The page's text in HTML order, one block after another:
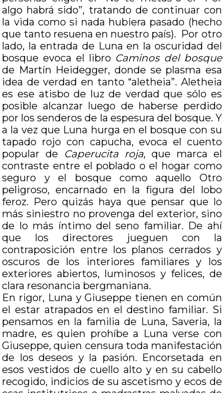
algo habrá sido”, tratando de continuar con
la vida como si nada hubiera pasado (hecho
que tanto resuena en nuestro país). Por otro
lado, la entrada de Luna en la oscuridad del
bosque evoca el libro Caminos del bosque
de Martín Heidegger, donde se plasma esa
idea de verdad en tanto “aletheia”. Aletheia
es ese atisbo de luz de verdad que sólo es
posible alcanzar luego de haberse perdido
por los senderos de la espesura del bosque. Y
a la vez que Luna hurga en el bosque con su
tapado rojo con capucha, evoca el cuento
popular de Caperucita roja, que marca el
contraste entre el poblado o el hogar como
seguro y el bosque como aquello Otro
peligroso, encarnado en la figura del lobo
feroz. Pero quizás haya que pensar que lo
más siniestro no provenga del exterior, sino
de lo más íntimo del seno familiar. De ahí
que los directores jueguen con la
contraposición entre los planos cerrados y
oscuros de los interiores familiares y los
exteriores abiertos, luminosos y felices, de
clara resonancia bergmaniana.
En rigor, Luna y Giuseppe tienen en común
el estar atrapados en el destino familiar. Si
pensamos en la familia de Luna, Saveria, la
madre, es quien prohíbe a Luna verse con
Giuseppe, quien censura toda manifestación
de los deseos y la pasión. Encorsetada en
esos vestidos de cuello alto y en su cabello
recogido, indicios de su ascetismo y ecos de